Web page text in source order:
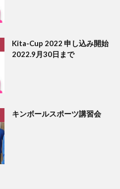
Kita-Cup 2022 申し込み開始
2022.9月30日まで
キンボールスポーツ講習会